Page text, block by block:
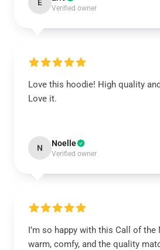
E
Verified owner
Love this hoodie! High quality
Love it.
N Noelle
Verified owner
I’m so happy with this Call of the
warm, comfy, and the quality